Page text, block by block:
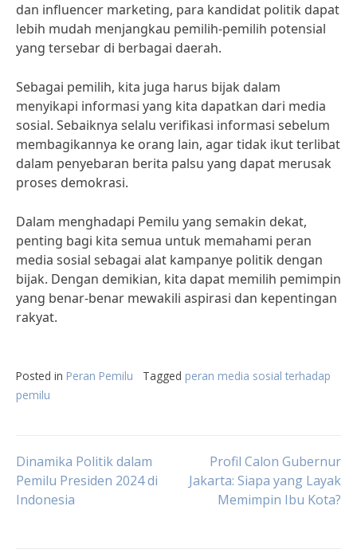
dan influencer marketing, para kandidat politik dapat
lebih mudah menjangkau pemilih-pemilih potensial
yang tersebar di berbagai daerah.
Sebagai pemilih, kita juga harus bijak dalam
menyikapi informasi yang kita dapatkan dari media
sosial. Sebaiknya selalu verifikasi informasi sebelum
membagikannya ke orang lain, agar tidak ikut terlibat
dalam penyebaran berita palsu yang dapat merusak
proses demokrasi.
Dalam menghadapi Pemilu yang semakin dekat,
penting bagi kita semua untuk memahami peran
media sosial sebagai alat kampanye politik dengan
bijak. Dengan demikian, kita dapat memilih pemimpin
yang benar-benar mewakili aspirasi dan kepentingan
rakyat.
Posted in Peran Pemilu Tagged peran media sosial terhadap
pemilu
Post
navigation
Dinamika Politik dalam
Pemilu Presiden 2024 di
Indonesia
Profil Calon Gubernur
Jakarta: Siapa yang Layak
Memimpin Ibu Kota?